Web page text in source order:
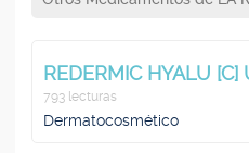
REDERMIC HYALU [C]
793 lecturas
Dermatocosmético